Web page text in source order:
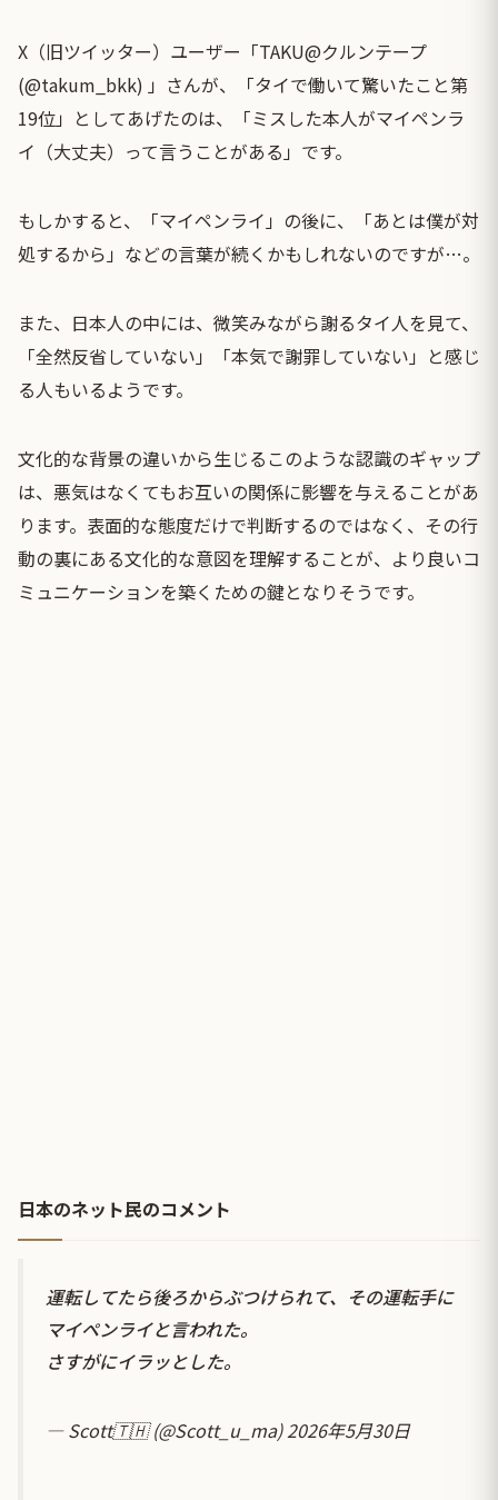
X（旧ツイッター）ユーザー「TAKU@クルンテープ
(@takum_bkk) 」さんが、「タイで働いて驚いたこと第
19位」としてあげたのは、「ミスした本人がマイペンラ
イ（大丈夫）って言うことがある」です。
もしかすると、「マイペンライ」の後に、「あとは僕が対
処するから」などの言葉が続くかもしれないのですが…。
また、日本人の中には、微笑みながら謝るタイ人を見て、
「全然反省していない」「本気で謝罪していない」と感じ
る人もいるようです。
文化的な背景の違いから生じるこのような認識のギャップ
は、悪気はなくてもお互いの関係に影響を与えることがあ
ります。表面的な態度だけで判断するのではなく、その行
動の裏にある文化的な意図を理解することが、より良いコ
ミュニケーションを築くための鍵となりそうです。
日本のネット民のコメント
運転してたら後ろからぶつけられて、その運転手に
マイペンライと言われた。
さすがにイラッとした。
— Scott🇹🇭 (@Scott_u_ma)2026年5月30日